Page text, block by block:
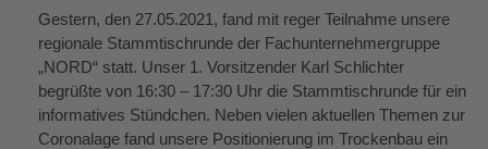
Gestern, den 27.05.2021, fand mit reger Teilnahme unsere
regionale Stammtischrunde der Fachunternehmergruppe
„NORD“ statt. Unser 1. Vorsitzender Karl Schlichter
begrüßte von 16:30 – 17:30 Uhr die Stammtischrunde für ein
informatives Stündchen. Neben vielen aktuellen Themen zur
Coronalage fand unsere Positionierung im Trockenbau ein